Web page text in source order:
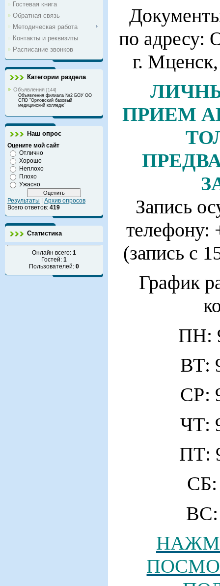
Гостевая книга
Обратная связь
Методическая работа
Контакты и реквизиты
Расписание звонков
Категории раздела
Объявления [144]
Объявления филиала №2 БОУ ОО
СПО "Орловский базовый
медицинский колледж"
Наш опрос
Оцените мой сайт
Отлично
Хорошо
Неплохо
Плохо
Ужасно
Результаты
Архив опросов
Всего ответов: 419
Статистика
Онлайн всего: 1
Гостей: 1
Пользователей: 0
по адресу:
г.
ПРИЕМ
Запись
телефону:
(запись с
График
ПН:
ВТ:
СР:
ЧТ:
ПТ:
СБ:
ВС: